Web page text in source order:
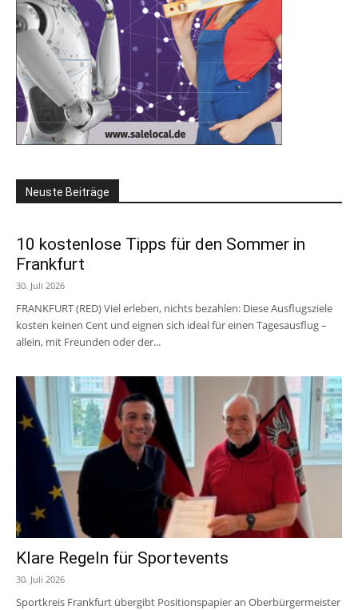
Neuste Beiträge
10 kostenlose Tipps für den Sommer in
Frankfurt
30. Juli 2026
FRANKFURT (RED) Viel erleben, nichts bezahlen: Diese Ausflugsziele
kosten keinen Cent und eignen sich ideal für einen Tagesausflug –
allein, mit Freunden oder der...
Klare Regeln für Sportevents
30. Juli 2026
Sportkreis Frankfurt übergibt Positionspapier an Oberbürgermeister